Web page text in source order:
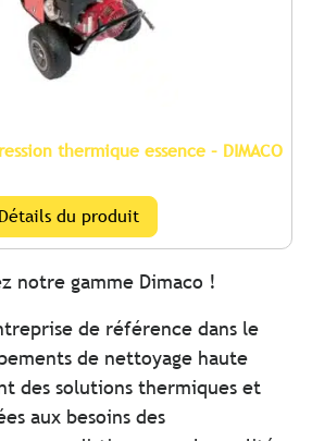
thermique essence – DIMACO
Détails du produit
notre gamme Dimaco !
de référence dans le
de nettoyage haute
des solutions thermiques et
aux besoins des